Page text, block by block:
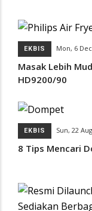
EKBIS Mon, 6
Masak Lebih
HD9200/90
EKBIS Sun, 22
8 Tips Mencari